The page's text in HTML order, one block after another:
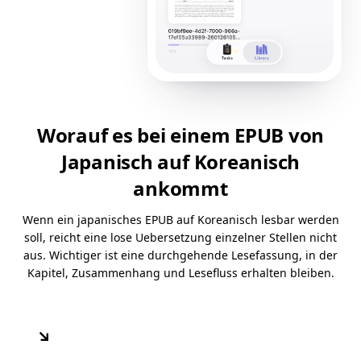
Worauf es bei einem EPUB von
Japanisch auf Koreanisch
ankommt
Wenn ein japanisches EPUB auf Koreanisch lesbar werden
soll, reicht eine lose Uebersetzung einzelner Stellen nicht
aus. Wichtiger ist eine durchgehende Lesefassung, in der
Kapitel, Zusammenhang und Lesefluss erhalten bleiben.
↘